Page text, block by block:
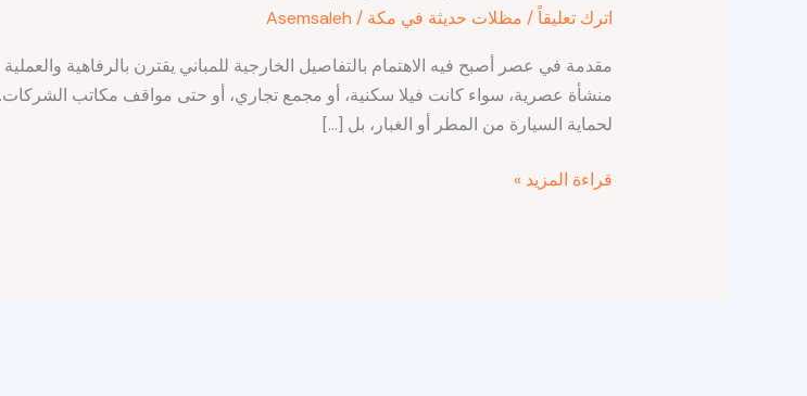
اترك تعليقاً / مظلات حديثة في مكة /
Asemsaleh
مقدمة في عصر أصبح فيه الاهتمام بالتفاصيل الخارجية للمباني يقترن بالرفاهية
منشأة عصرية، سواء كانت فيلا سكنية، أو مجمع تجاري، أو حتى مواقف مكاتب
لحماية السيارة من المطر أو الغبار، بل […]
مكة
قراءة المزيد »